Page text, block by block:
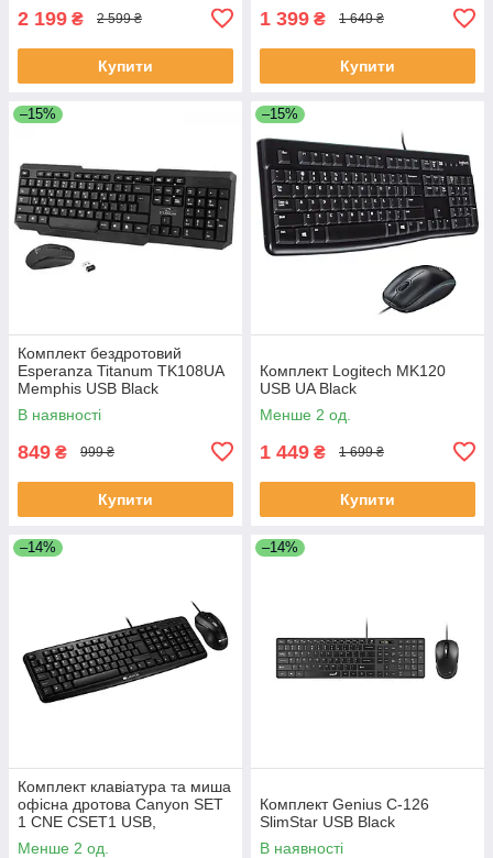
2 199 ₴ 2 599 ₴
Купити
1 399 ₴ 1 649 ₴
Купити
–15%
Комплект бездротовий
Esperanza Titanum TK108UA
Memphis USB Black
В наявності
849 ₴ 999 ₴
Купити
–15%
Комплект Logitech MK120
USB UA Black
Менше 2 од.
1 449 ₴ 1 699 ₴
Купити
–14%
Комплект клавіатура та миша
офісна дротова Canyon SET
1 CNE CSET1 USB,
вологозахист, чорна
Менше 2 од.
–14%
Комплект Genius C-126
SlimStar USB Black
В наявності